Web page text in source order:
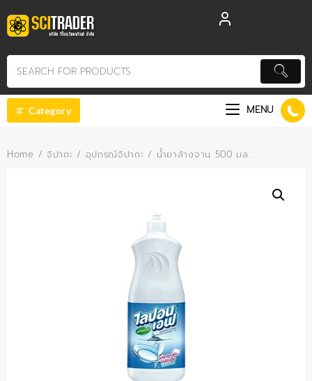
to
content
Category MENU
Home / จิปาถะ / อุปกรณ์จิปาถะ / น้ำยาล้างจาน 500 มล.